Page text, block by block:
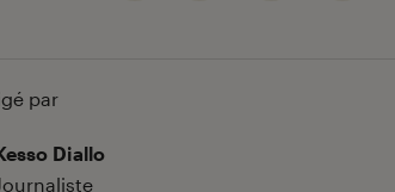
par
Diallo